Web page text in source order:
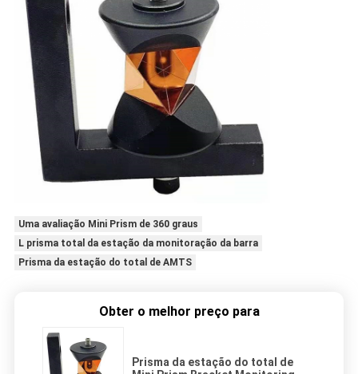
Uma avaliação Mini Prism de 360 graus
L prisma total da estação da monitoração da barra
Prisma da estação do total de AMTS
Obter o melhor preço para
Prisma da estação do total de